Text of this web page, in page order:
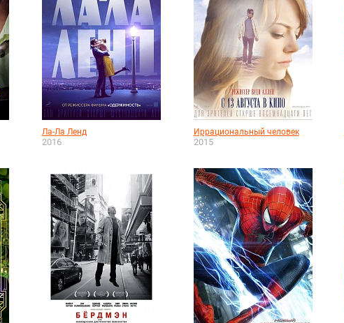
Ла-Ла Ленд
2016
Иррациональный человек
2015